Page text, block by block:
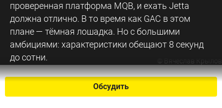
проверенная платформа MQB, и ехать Jetta
должна отлично. В то время как GAС в этом
плане — тёмная лошадка. Но с большими
амбициями: характеристики обещают 8 секунд
до сотни.
© Вячеслав Крылов
Обсудить